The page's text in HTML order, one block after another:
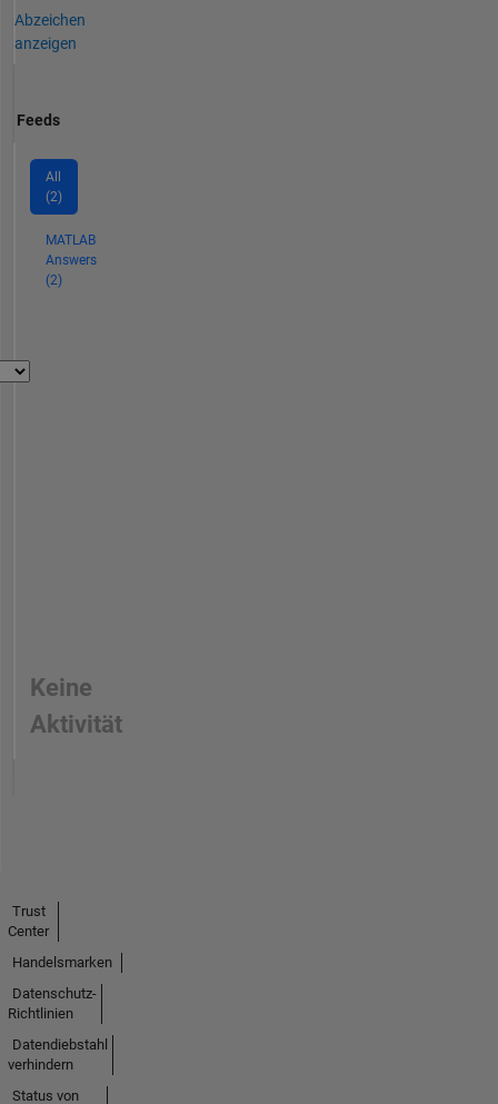
Abzeichen
anzeigen
Feeds
All
(2)
MATLAB
Answers
(2)
Keine
Aktivität
Trust
Center
Handelsmarken
Datenschutz-
Richtlinien
Datendiebstahl
verhindern
Status von